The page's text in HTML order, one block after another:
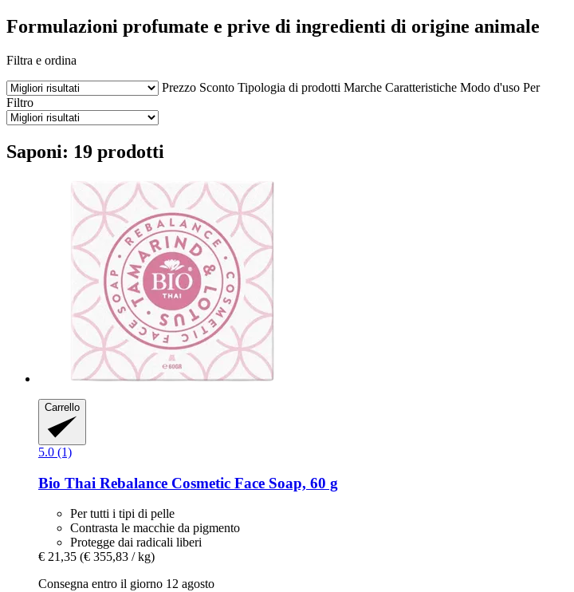
Formulazioni profumate e prive di ingredienti di origine animale
Filtra e ordina
Prezzo Sconto Tipologia di prodotti Marche Caratteristiche Modo d'uso Per
Filtro
Saponi: 19 prodotti
Carrello
5.0 (1)
Bio Thai Rebalance Cosmetic Face Soap, 60 g
Per tutti i tipi di pelle
Contrasta le macchie da pigmento
Protegge dai radicali liberi
€ 21,35 (€ 355,83 / kg)
Consegna entro il giorno 12 agosto